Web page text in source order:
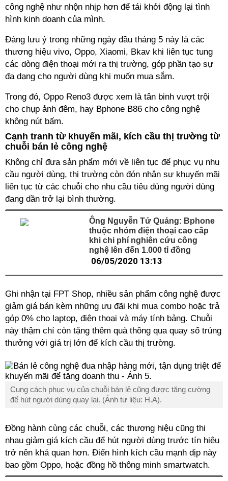
công nghệ như nhộn nhịp hơn để tái khởi động lại tình
hình kinh doanh của mình.
Đáng lưu ý trong những ngày đầu tháng 5 này là các
thương hiệu vivo, Oppo, Xiaomi, Bkav khi liên tục tung
các dòng điện thoại mới ra thị trường, góp phần tạo sự
đa dạng cho người dùng khi muốn mua sắm.
Trong đó, Oppo Reno3 được xem là tân binh vượt trội
cho chụp ảnh đêm, hay Bphone B86 cho công nghệ
không nút bấm.
Cạnh tranh từ khuyến mãi, kích cầu thị trường từ
chuỗi bán lẻ công nghệ
Không chỉ đưa sản phẩm mới về liên tục để phục vụ nhu
cầu người dùng, thị trường còn đón nhận sự khuyến mãi
liên tục từ các chuỗi cho nhu cầu tiêu dùng người dùng
đang dần trở lại bình thường.
Ông Nguyễn Tử Quảng: Bphone
thuộc nhóm điện thoại cao cấp
khi chi phí nghiên cứu công
nghệ lên đến 1.000 tỉ đồng
06/05/2020 13:13
Ghi nhận tại FPT Shop, nhiều sản phẩm công nghệ được
giảm giá bán kèm những ưu đãi khi mua combo hoặc trả
góp 0% cho laptop, điện thoại và máy tính bảng. Chuỗi
này thậm chí còn tặng thêm quà thông qua quay số trúng
thưởng với giá trị lớn để kích cầu thị trường.
Cung cách phục vụ của chuỗi bán lẻ cũng được tăng cường
để hút người dùng quay lại. (Ảnh tư liệu: H.A).
Đồng hành cùng các chuỗi, các thương hiệu cũng thi
nhau giảm giá kích cầu để hút người dùng trước tín hiệu
trở nên khả quan hơn. Điển hình kích cầu mạnh dịp này
bao gồm Oppo, hoặc đồng hồ thông minh smartwatch.